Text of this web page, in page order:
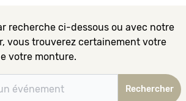
recherche ci-dessous ou avec notre
vous trouverez certainement votre
votre monture.